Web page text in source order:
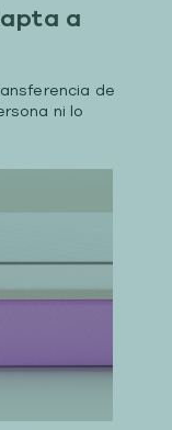
a
de
ni lo